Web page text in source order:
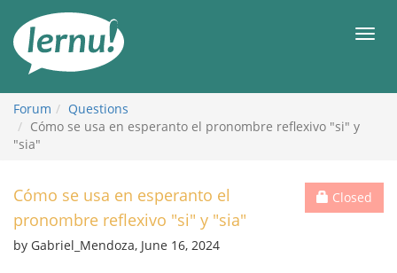
the
content
Forum
Questions
Cómo se usa en esperanto el pronombre reflexivo "si" y
"sia"
Closed
Cómo se usa en esperanto el
pronombre reflexivo "si" y "sia"
by Gabriel_Mendoza, June 16, 2024